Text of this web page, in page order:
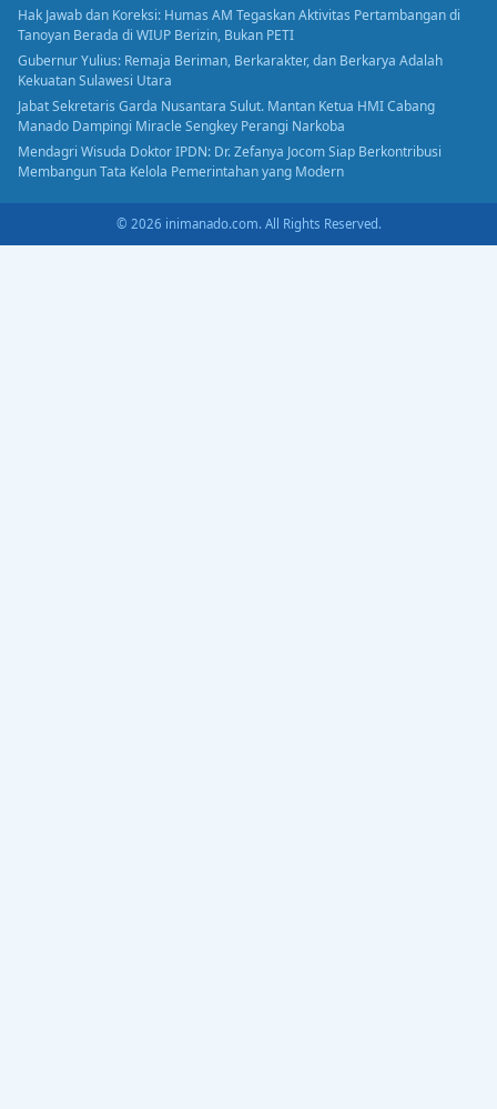
Hak Jawab dan Koreksi: Humas AM Tegaskan Aktivitas Pertambangan di
Tanoyan Berada di WIUP Berizin, Bukan PETI
Gubernur Yulius: Remaja Beriman, Berkarakter, dan Berkarya Adalah
Kekuatan Sulawesi Utara
Jabat Sekretaris Garda Nusantara Sulut. Mantan Ketua HMI Cabang
Manado Dampingi Miracle Sengkey Perangi Narkoba
Mendagri Wisuda Doktor IPDN: Dr. Zefanya Jocom Siap Berkontribusi
Membangun Tata Kelola Pemerintahan yang Modern
© 2026 inimanado.com. All Rights Reserved.